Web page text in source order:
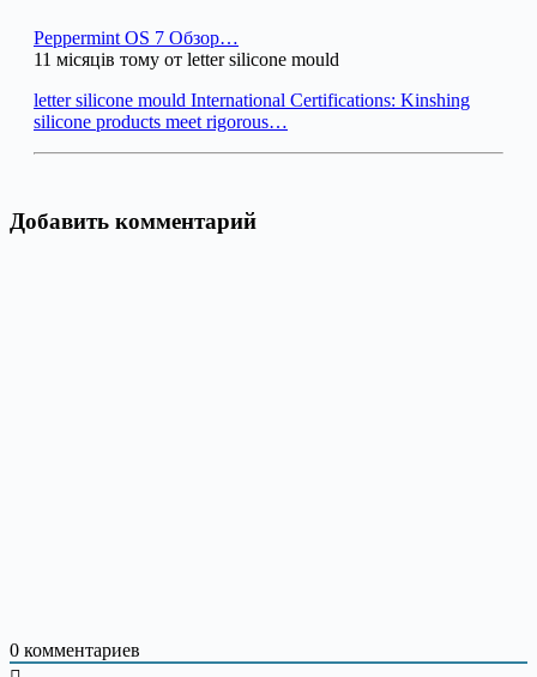
Peppermint OS 7 Обзор…
11 місяців тому от letter silicone mould
letter silicone mould International Certifications: Kinshing
silicone products meet rigorous…
Добавить комментарий
0 комментариев